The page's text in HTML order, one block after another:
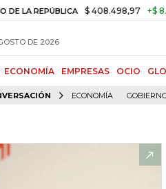
$ 408.498,97 +$ 8.753,81
DE 2026
ECONOMÍA EMPRESAS OCIO
ECONOMÍA